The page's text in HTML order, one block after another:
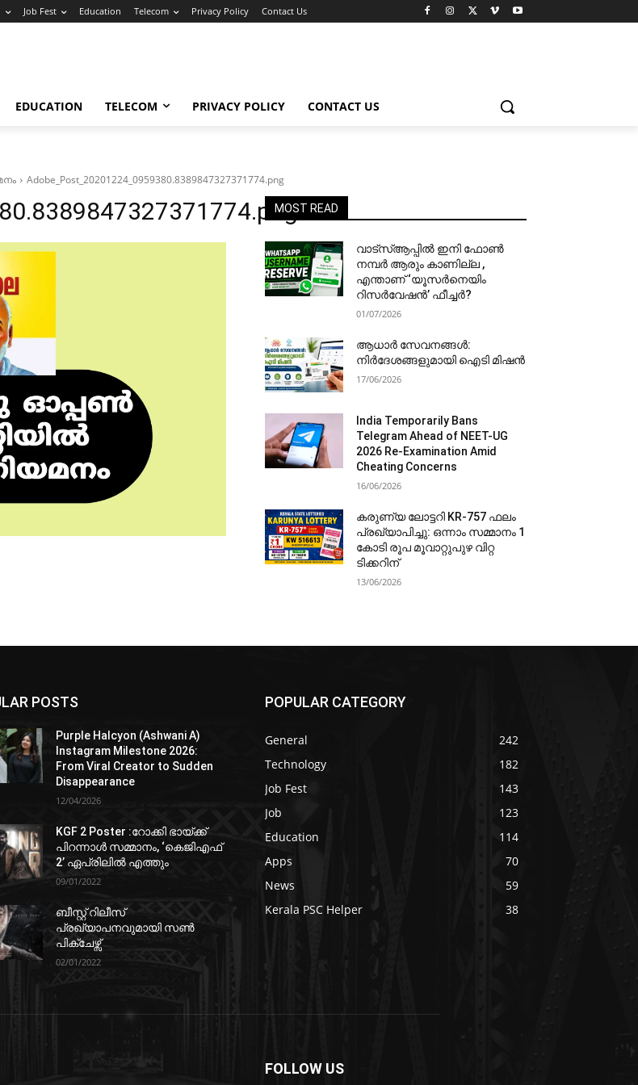
Job Fest Education Telecom Privacy Policy Contact Us
EDUCATION TELECOM PRIVACY POLICY CONTACT US
Adobe_Post_20201224_0959380.8389847327371774.png
MOST READ
വാട്‌സ്ആപ്പിൽ ഇനി ഫോൺ
നമ്പർ ആരും കാണില്ല ,
എന്താണ് ‘യൂസർനെയിം
റിസർവേഷൻ’ ഫീച്ചർ?
01/07/2026
ആധാർ സേവനങ്ങൾ:
നിർദേശങ്ങളുമായി ഐടി മിഷൻ
17/06/2026
India Temporarily Bans
Telegram Ahead of NEET-UG
2026 Re-Examination Amid
Cheating Concerns
16/06/2026
കരുണ്യ ലോട്ടറി KR-757 ഫലം
പ്രഖ്യാപിച്ചു: ഒന്നാം സമ്മാനം 1
കോടി രൂപ മൂവാറ്റുപുഴ വിറ്റ
ടിക്കറിന്
13/06/2026
POSTS
Purple Halcyon (Ashwani A)
Instagram Milestone 2026:
From Viral Creator to Sudden
Disappearance
12/04/2026
KGF 2 Poster :റോക്കി ഭായ്ക്ക്
പിറന്നാൾ സമ്മാനം, ‘കെജിഎഫ്
2’ ഏപ്രിലിൽ എത്തും
09/01/2022
ബീസ്റ്റ് റിലീസ്
പ്രഖ്യാപനവുമായി സണ്‍
പിക്ചേഴ്സ്
02/01/2022
POPULAR CATEGORY
General
242
Technology
182
Job Fest
143
Job
123
Education
114
Apps
70
News
59
Kerala PSC Helper
38
FOLLOW US